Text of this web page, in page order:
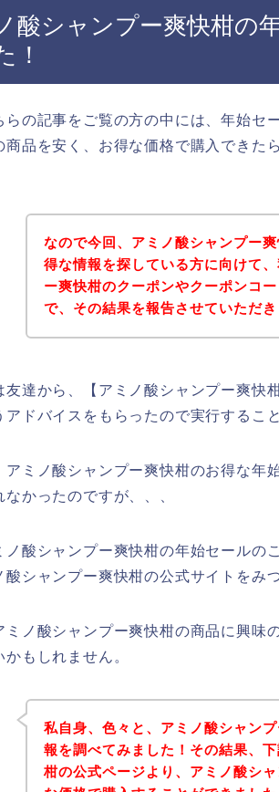
酸シャンプー爽快柑の
！
らの記事をご覧の方の中には、年始セ
商品を安く、お得な価格で購入できた
なので今回、アミノ酸シャンプー
得な情報を探している方に向けて
ー爽快柑のクーポンやクーポンコ
で、その結果を報告させていただき
友達から、【アミノ酸シャンプー爽快
アドバイスをもらったので実行するこ
アミノ酸シャンプー爽快柑のお得な年
かったのですが、、、
ノ酸シャンプー爽快柑の年始セールの
酸シャンプー爽快柑の公式サイトをみ
ミノ酸シャンプー爽快柑の商品に興味
もしれません。
私自身、色々と、アミノ酸シャン
報を調べてみました！その結果、
柑の公式ページより、アミノ酸シ